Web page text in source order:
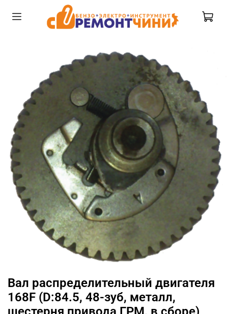
Вал распределительный двигателя
168F (D:84.5, 48-зуб, металл,